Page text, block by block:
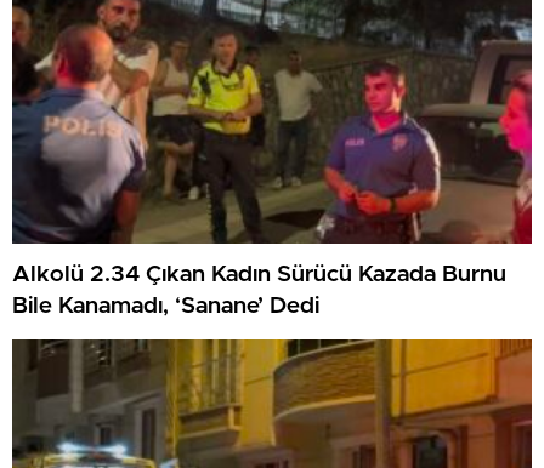
Alkolü 2.34 Çıkan Kadın Sürücü Kazada Burnu
Bile Kanamadı, ‘Sanane’ Dedi